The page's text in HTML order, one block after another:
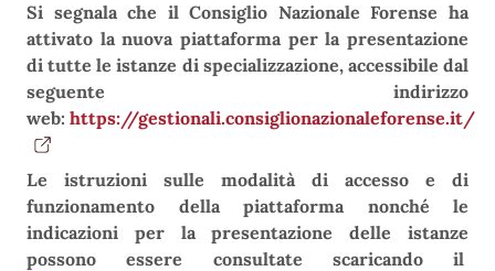
Si segnala che il Consiglio Nazionale Forense ha
attivato la nuova piattaforma per la presentazione
di tutte le istanze di specializzazione, accessibile dal
seguente indirizzo
web: https://gestionali.consiglionazionaleforense.it/
Le istruzioni sulle modalità di accesso e di
funzionamento della piattaforma nonché le
indicazioni per la presentazione delle istanze
possono essere consultate scaricando il